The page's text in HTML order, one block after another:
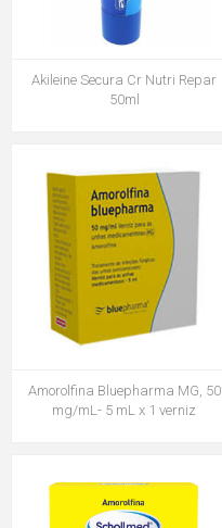
Akileine Secura Cr Nutri Repar
50ml
Amorolfina Bluepharma MG, 50
mg/mL- 5 mL x 1 verniz